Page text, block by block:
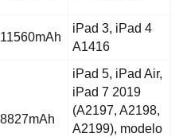
11560mAh
iPad 3, iPad 4
A1416
8827mAh
iPad 5, iPad Air,
iPad 7 2019
(A2197, A2198,
A2199), modelo